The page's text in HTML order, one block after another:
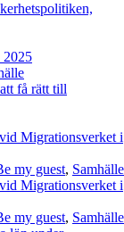
2025
få rätt till
Migrationsverket i
my guest, Samhälle
Migrationsverket i
my guest, Samhälle